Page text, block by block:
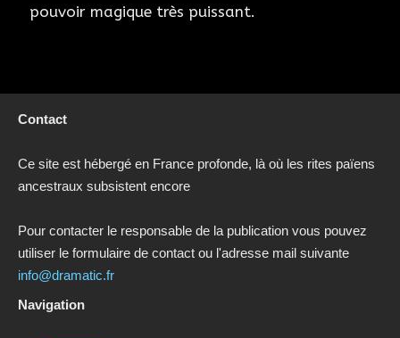
pouvoir magique très puissant.
Contact
Ce site est hébergé en France profonde, là où les rites païens
ancestraux subsistent encore
Pour contacter le responsable de la publication vous pouvez
utiliser le formulaire de contact ou l'adresse mail suivante
info@dramatic.fr
Navigation